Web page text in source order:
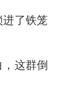
了铁笼
这群倒